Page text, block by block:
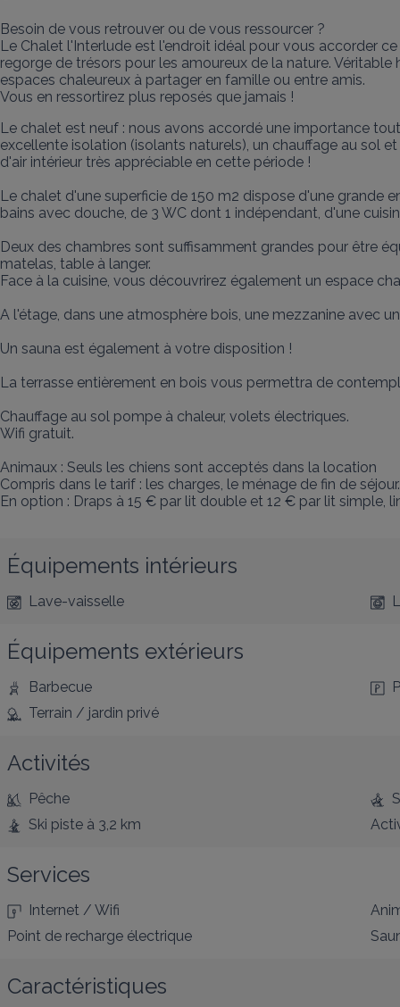
Besoin de vous retrouver ou de vous ressourcer ?
Le Chalet l'Interlude est l'endroit idéal pour vous accorder
regorge de trésors pour les amoureux de la nature.
espaces chaleureux à partager en famille ou entre amis.
Vous en ressortirez plus reposés que jamais !
Le chalet est neuf : nous avons accordé une importance
excellente isolation (isolants naturels), un chauffage au sol
d'air intérieur très appréciable en cette période !
Le chalet d'une superficie de 150 m2 dispose d'une grande
bains avec douche, de 3 WC dont 1 indépendant, d'une
Deux des chambres sont suffisamment grandes pour être
matelas, table à langer.
Face à la cuisine, vous découvrirez également un espace
A l'étage, dans une atmosphère bois, une mezzanine avec
Un sauna est également à votre disposition !
La terrasse entièrement en bois vous permettra de
Chauffage au sol pompe à chaleur, volets électriques.
Wifi gratuit.
Animaux : Seuls les chiens sont acceptés dans la location
Compris dans le tarif : les charges, le ménage de fin de séjour.
En option : Draps à 15 € par lit double et 12 € par lit simple,
Équipements intérieurs
Lave-vaisselle
Équipements extérieurs
Barbecue
Terrain / jardin privé
Activités
Pêche
Ski piste à 3,2 km
Services
Internet / Wifi
Point de recharge électrique
Caractéristiques